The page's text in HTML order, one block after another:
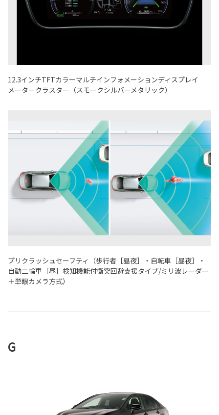
12.3インチTFTカラーマルチインフォメーションディスプレイ
メータークラスター（スモークシルバーメタリック）
プリクラッシュセーフティ（歩行者［昼夜］・自転車［昼夜］・
自動二輪車［昼］検知機能付衝突回避支援タイプ/ミリ波レーダー
＋単眼カメラ方式）
G